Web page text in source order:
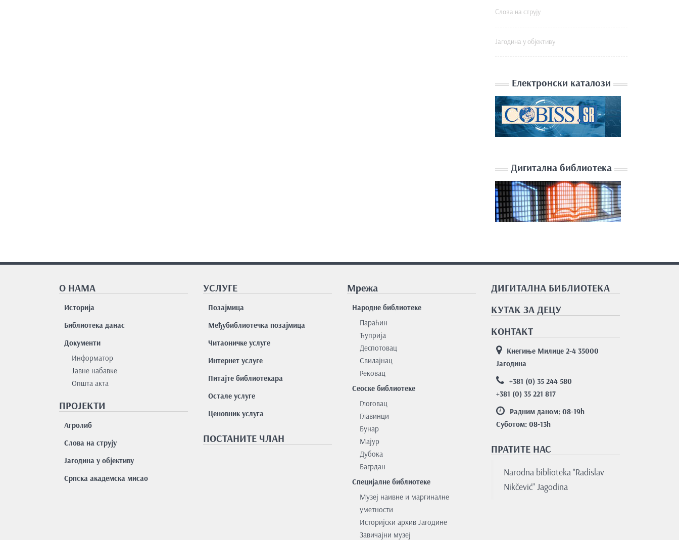
Слова на струју
Јагодина у објективу
Електронски каталози
Дигитална библиотека
О НАМА
Историја
Библиотека данас
Документи
Информатор
Јавне набавке
Општа акта
ПРОЈЕКТИ
Агролиб
Слова на струју
Јагодина у објективу
Српска академска мисао
УСЛУГЕ
Позајмицa
Међубиблиотечка позајмица
Читаоничке услуге
Интернет услуге
Питајте библиотекара
Остале услуге
Ценовник услуга
ПОСТАНИТЕ ЧЛАН
Мрежа
Народне библиотеке
Параћин
Ћуприја
Деспотовац
Свилајнац
Рековац
Сеоске библиотеке
Глоговац
Главинци
Бунар
Мајур
Дубока
Багрдан
Специјалне библиотеке
Музеј наивне и маргиналне
уметности
Историјски архив Јагодине
Завичајни музеј
ДИГИТАЛНА БИБЛИОТЕКА
КУТАК ЗА ДЕЦУ
КОНТАКТ
Кнегиње Милице 2-4 35000
Јагодина
+381 (0) 35 244 580
+381 (0) 35 221 817
Радним даном: 08-19h
Суботом: 08-13h
ПРАТИТЕ НАС
Nаrodnа bibliotekа "Rаdislаv
Nikčević" Jаgodinа